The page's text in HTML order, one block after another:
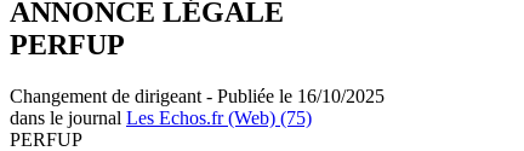
ANNONCE LÉGALE
PERFUP
Changement de dirigeant - Publiée le 16/10/2025
dans le journal Les Echos.fr (Web) (75)
PERFUP